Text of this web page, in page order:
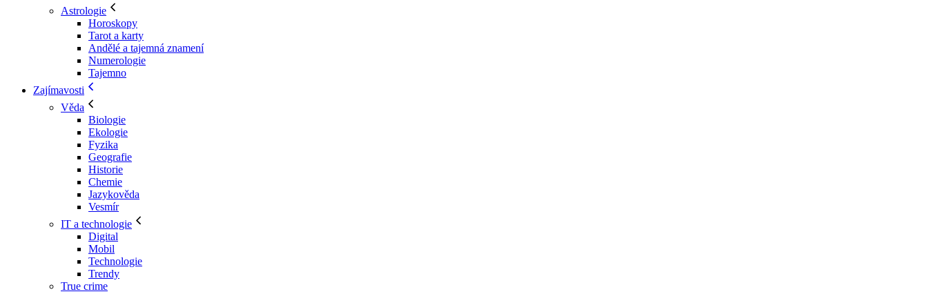
Astrologie
Horoskopy
Tarot a karty
Andělé a tajemná znamení
Numerologie
Tajemno
Zajímavosti
Věda
Biologie
Ekologie
Fyzika
Geografie
Historie
Chemie
Jazykověda
Vesmír
IT a technologie
Digital
Mobil
Technologie
Trendy
True crime